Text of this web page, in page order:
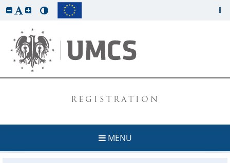
REGISTRATION
MENU